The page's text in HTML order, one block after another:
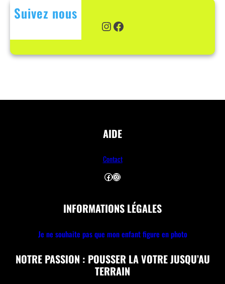
Suivez nous
Instagram Facebook
AIDE
Contact
Facebook Instagram
INFORMATIONS LÉGALES
Je ne souhaite pas que mon enfant figure en photo
NOTRE PASSION : POUSSER LA VOTRE JUSQU’AU
TERRAIN